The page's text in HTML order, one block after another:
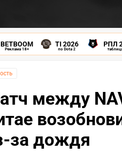
BETBOOM
Реклама 18+
TI 2026
по Dota 2
РПЛ
между
за дождя